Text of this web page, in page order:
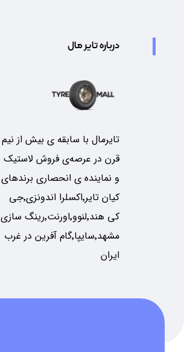
درباره تایر مال
تایرمال با سابقه ی بیش از نیم
قرن در عرصه‌ی فروش لاستیک
و نماینده ی انحصاری برندهای
کیان تایر٬اکسلرا اندونزی٬جی
کی هند٬لنوو٬اورنت٬رینگ سازی
مشهد٬سایپا٬گام آفرین در غرب
ایران